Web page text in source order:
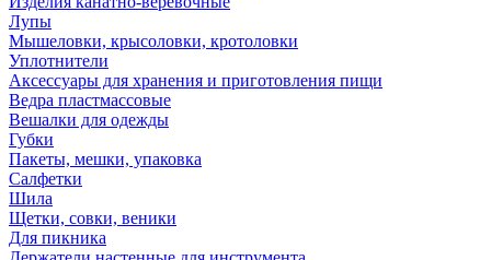
Лупы
Мышеловки, крысоловки, кротоловки
Уплотнители
Аксессуары для хранения и приготовления пищи
Ведра пластмассовые
Вешалки для одежды
Губки
Пакеты, мешки, упаковка
Салфетки
Шила
Щетки, совки, веники
Для пикника